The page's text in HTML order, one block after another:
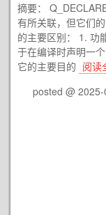
摘要：
有所关联，但它们
的主要区别： 1. 功
于在编译时声明一
它的主要目的 阅读
posted @